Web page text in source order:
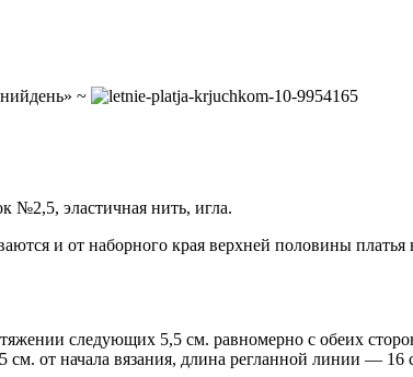
~
№2,5, эластичная нить, игла.
и от наборного края верхней половины платья
следующих 5,5 см. равномерно с обеих
см. от начала вязания, длина регланной линии —